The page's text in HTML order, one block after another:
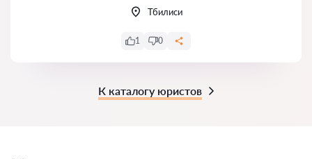
Тбилиси
1 0
К каталогу юристов